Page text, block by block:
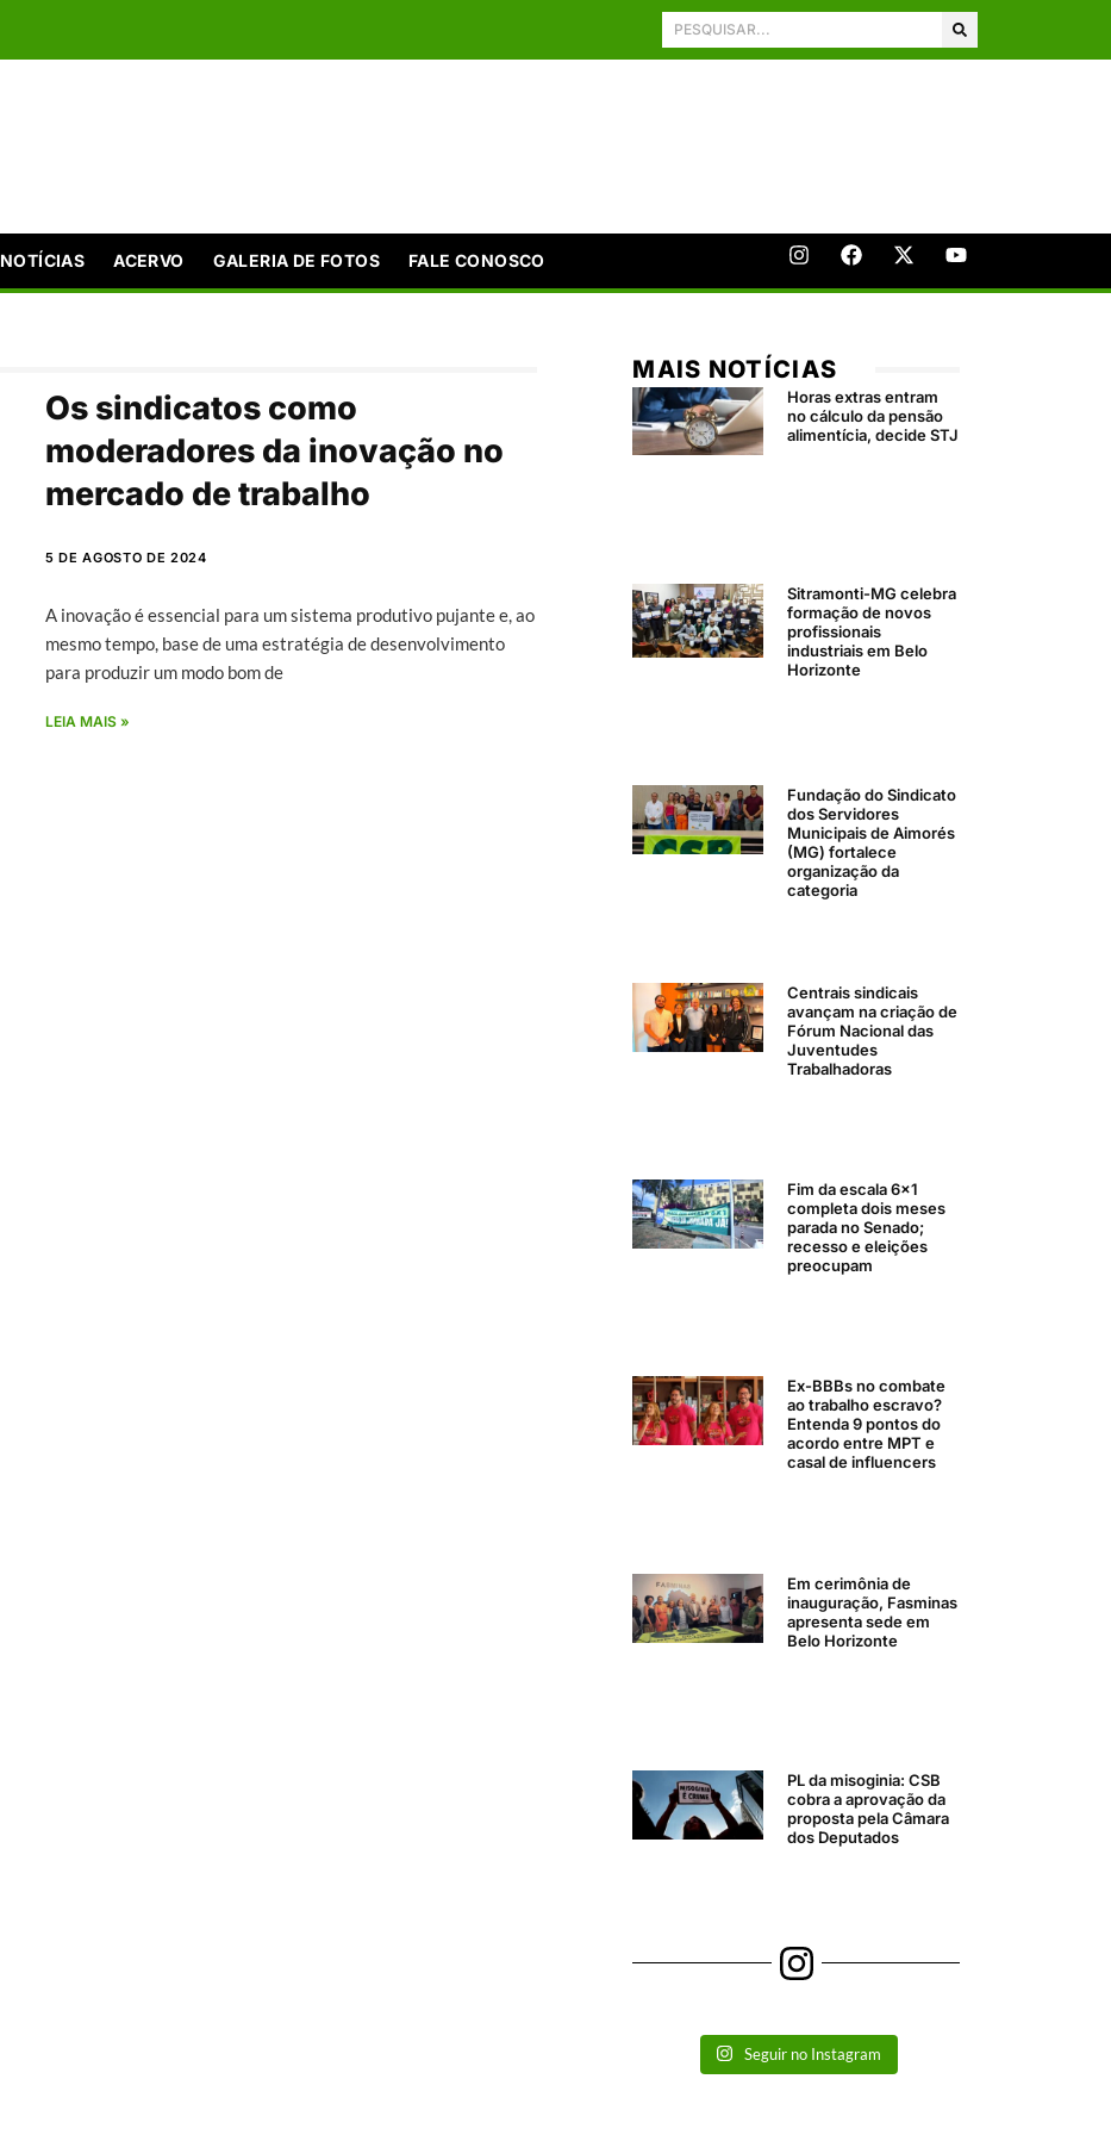
NOTÍCIAS ACERVO GALERIA DE FOTOS FALE CONOSCO
Os sindicatos como
moderadores da inovação no
mercado de trabalho
5 DE AGOSTO DE 2024
A inovação é essencial para um sistema produtivo pujante e, ao
mesmo tempo, base de uma estratégia de desenvolvimento
para produzir um modo bom de
LEIA MAIS »
MAIS NOTÍCIAS
Horas extras entram
no cálculo da pensão
alimentícia, decide STJ
Sitramonti-MG celebra
formação de novos
profissionais
industriais em Belo
Horizonte
Fundação do Sindicato
dos Servidores
Municipais de Aimorés
(MG) fortalece
organização da
categoria
Centrais sindicais
avançam na criação de
Fórum Nacional das
Juventudes
Trabalhadoras
Fim da escala 6×1
completa dois meses
parada no Senado;
recesso e eleições
preocupam
Ex-BBBs no combate
ao trabalho escravo?
Entenda 9 pontos do
acordo entre MPT e
casal de influencers
Em cerimônia de
inauguração, Fasminas
apresenta sede em
Belo Horizonte
PL da misoginia: CSB
cobra a aprovação da
proposta pela Câmara
dos Deputados
Seguir no Instagram